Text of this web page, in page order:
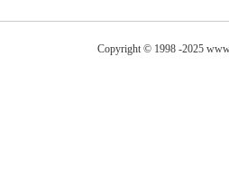
Copyright © 1998 -2025